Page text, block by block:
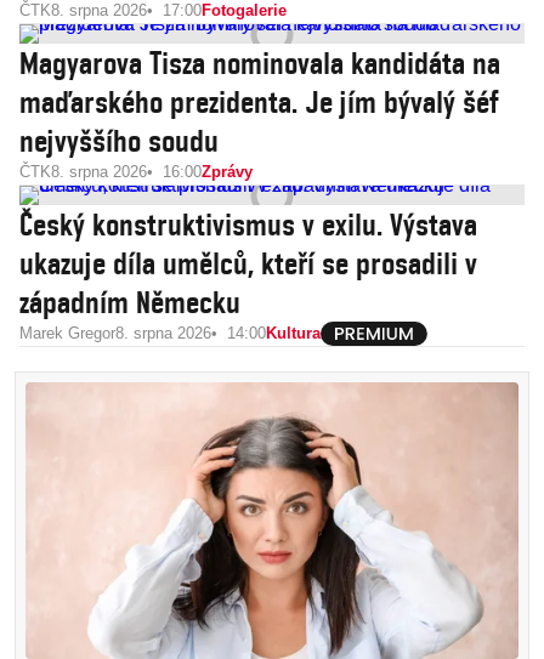
ČTK8. srpna 2026 17:00Fotogalerie
Magyarova Tisza nominovala kandidáta na
maďarského prezidenta. Je jím bývalý šéf
nejvyššího soudu
ČTK8. srpna 2026 16:00Zprávy
Český konstruktivismus v exilu. Výstava
ukazuje díla umělců, kteří se prosadili v
západním Německu
Marek Gregor8. srpna 2026 14:00Kultura